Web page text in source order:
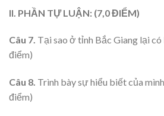
II. PHẦN TỰ LUẬN: (7,0 ĐIỂM)
Câu 7. Tại sao ở tỉnh Bắc Giang lại có
điểm)
Câu 8. Trình bày sự hiểu biết của
điểm)